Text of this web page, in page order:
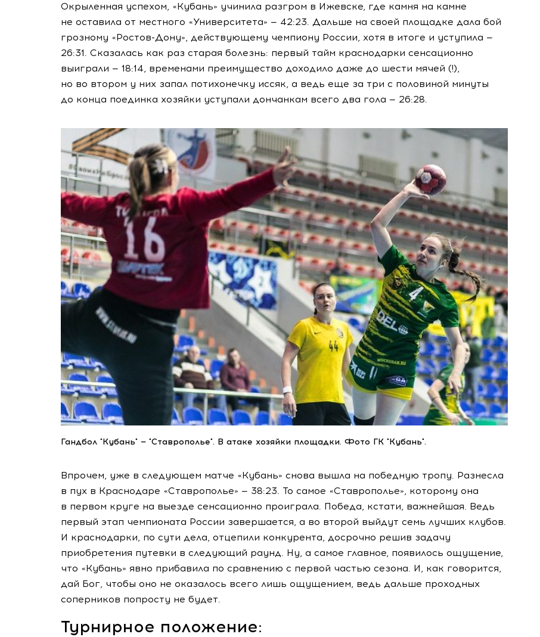
Окрыленная успехом, «Кубань» учинила разгром в Ижевске, где камня на камне
не оставила от местного «Университета» — 42:23. Дальше на своей площадке дала бой
грозному «Ростов-Дону», действующему чемпиону России, хотя в итоге и уступила —
26:31. Сказалась как раз старая болезнь: первый тайм краснодарки сенсационно
выиграли — 18:14, временами преимущество доходило даже до шести мячей (!),
но во втором у них запал потихонечку иссяк, а ведь еще за три с половиной минуты
до конца поединка хозяйки уступали дончанкам всего два гола — 26:28.
Гандбол "Кубань" — "Ставрополье". В атаке хозяйки площадки. Фото ГК "Кубань".
Впрочем, уже в следующем матче «Кубань» снова вышла на победную тропу. Разнесла
в пух в Краснодаре «Ставрополье» — 38:23. То самое «Ставрополье», которому она
в первом круге на выезде сенсационно проиграла. Победа, кстати, важнейшая. Ведь
первый этап чемпионата России завершается, а во второй выйдут семь лучших клубов.
И краснодарки, по сути дела, отцепили конкурента, досрочно решив задачу
приобретения путевки в следующий раунд. Ну, а самое главное, появилось ощущение,
что «Кубань» явно прибавила по сравнению с первой частью сезона. И, как говорится,
дай Бог, чтобы оно не оказалось всего лишь ощущением, ведь дальше проходных
соперников попросту не будет.
Турнирное положение: